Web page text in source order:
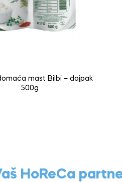
mast Bilbi – dojpak
500g
HoReCa